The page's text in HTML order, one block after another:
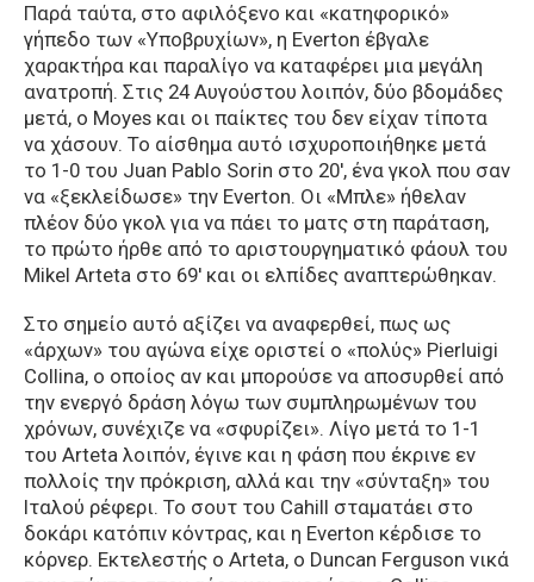
Παρά ταύτα, στο αφιλόξενο και «κατηφορικό»
γήπεδο των «Υποβρυχίων», η Everton έβγαλε
χαρακτήρα και παραλίγο να καταφέρει μια μεγάλη
ανατροπή. Στις 24 Αυγούστου λοιπόν, δύο βδομάδες
μετά, ο Moyes και οι παίκτες του δεν είχαν τίποτα
να χάσουν. Το αίσθημα αυτό ισχυροποιήθηκε μετά
το 1-0 του Juan Pablo Sorin στο 20′, ένα γκολ που σαν
να «ξεκλείδωσε» την Everton. Οι «Μπλε» ήθελαν
πλέον δύο γκολ για να πάει το ματς στη παράταση,
το πρώτο ήρθε από το αριστουργηματικό φάουλ του
Mikel Arteta στο 69′ και οι ελπίδες αναπτερώθηκαν.
Στο σημείο αυτό αξίζει να αναφερθεί, πως ως
«άρχων» του αγώνα είχε οριστεί ο «πολύς» Pierluigi
Collina, ο οποίος αν και μπορούσε να αποσυρθεί από
την ενεργό δράση λόγω των συμπληρωμένων του
χρόνων, συνέχιζε να «σφυρίζει». Λίγο μετά το 1-1
του Arteta λοιπόν, έγινε και η φάση που έκρινε εν
πολλοίς την πρόκριση, αλλά και την «σύνταξη» του
Ιταλού ρέφερι. Το σουτ του Cahill σταματάει στο
δοκάρι κατόπιν κόντρας, και η Everton κέρδισε το
κόρνερ. Εκτελεστής ο Arteta, ο Duncan Ferguson νικά